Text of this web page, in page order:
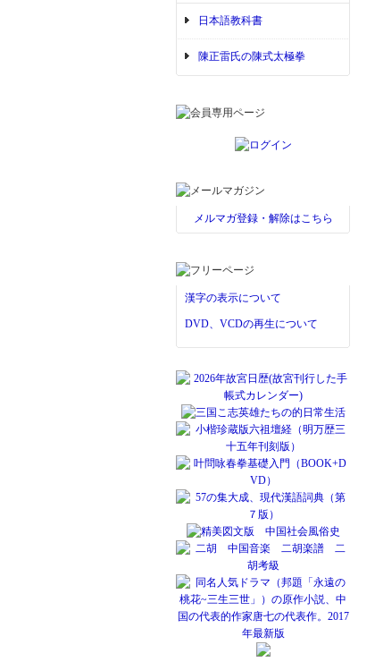
日本語教科書
陳正雷氏の陳式太極拳
メルマガ登録・解除はこちら
漢字の表示について
DVD、VCDの再生について